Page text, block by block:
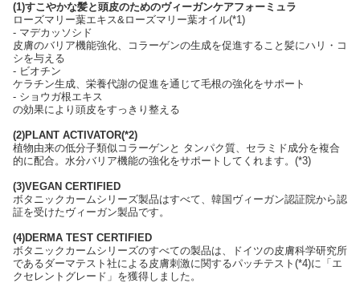
(1)すこやかな髪と頭皮のためのヴィーガンケアフォーミュラ
ローズマリー葉エキス&ローズマリー葉オイル(*1)
- マデカッソシド
皮膚のバリア機能強化、コラーゲンの生成を促進すること髪にハリ・コ
シを与える
- ビオチン
ケラチン生成、栄養代謝の促進を通じて毛根の強化をサポート
- ショウガ根エキス
の効果により頭皮をすっきり整える
(2)PLANT ACTIVATOR(*2)
植物由来の低分子類似コラーゲンと タンパク質、セラミド成分を複合
的に配合。水分バリア機能の強化をサポートしてくれます。(*3)
(3)VEGAN CERTIFIED
ボタニックカームシリーズ製品はすべて、韓国ヴィーガン認証院から認
証を受けたヴィーガン製品です。
(4)DERMA TEST CERTIFIED
ボタニックカームシリーズのすべての製品は、ドイツの皮膚科学研究所
であるダーマテスト社による皮膚刺激に関するパッチテスト(*4)に「エ
クセレントグレード」を獲得しました。